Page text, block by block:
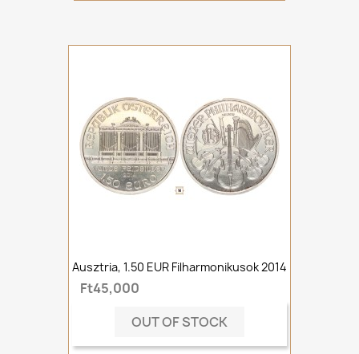
Ausztria, 1.50 EUR Filharmonikusok 2014
Ft45,000
OUT OF STOCK